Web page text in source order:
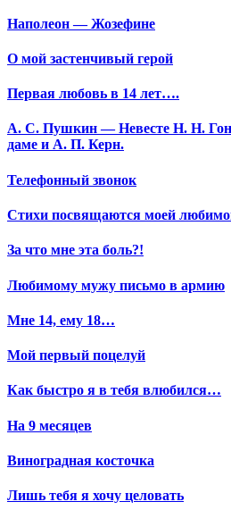
Наполеон — Жозефине
О мой застенчивый герой
Первая любовь в 14 лет….
А. С. Пушкин — Невесте Н. Н.
даме и А. П. Керн.
Телефонный звонок
Стихи посвящаются моей
За что мне эта боль?!
Любимому мужу письмо в армию
Мне 14, ему 18…
Мой первый поцелуй
Как быстро я в тебя влюбился…
На 9 месяцев
Виноградная косточка
Лишь тебя я хочу целовать